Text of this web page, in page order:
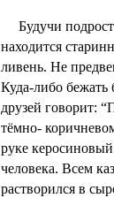
Будучи
находится
ливень. Не
Куда-либо
друзей говорит:
тёмно-
руке
человека. Всем
растворился в